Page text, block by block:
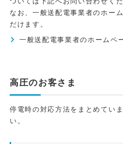
なお、一般送配電事業者のホー
だけます。
一般送配電事業者のホームペ
高圧のお客さま
停電時の対応方法をまとめてい
い。